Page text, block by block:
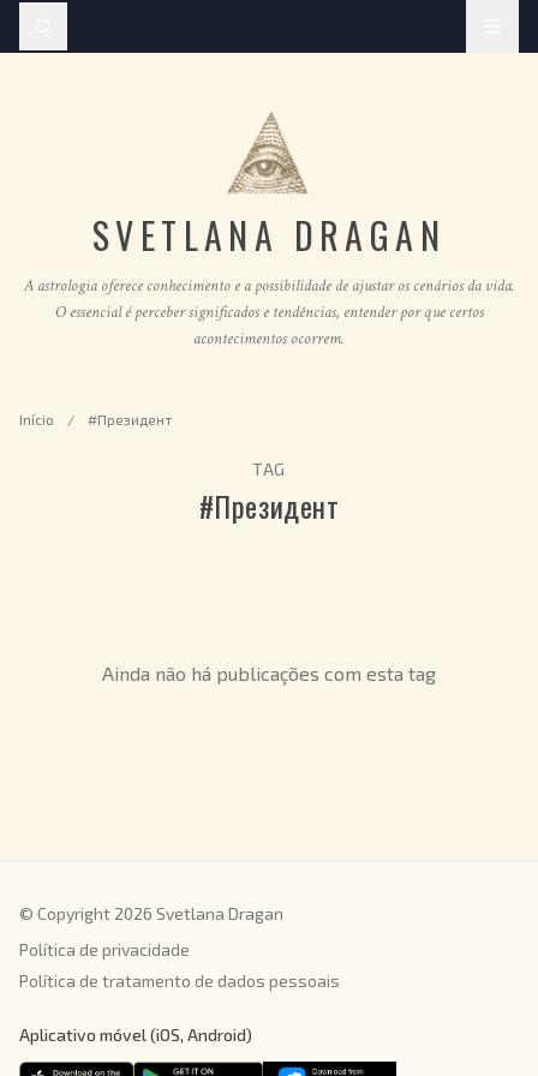
SVETLANA DRAGAN
A astrologia oferece conhecimento e a possibilidade de ajustar os cenários da vida.
O essencial é perceber significados e tendências, entender por que certos
acontecimentos ocorrem.
Início / #Президент
TAG
#Президент
Ainda não há publicações com esta tag
© Copyright 2026 Svetlana Dragan
Política de privacidade
Política de tratamento de dados pessoais
Aplicativo móvel (iOS, Android)